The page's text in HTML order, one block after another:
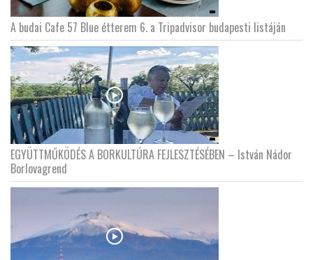
A budai Cafe 57 Blue étterem 6. a Tripadvisor budapesti listáján
EGYÜTTMŰKÖDÉS A BORKULTÚRA FEJLESZTÉSÉBEN – István Nádor
Borlovagrend